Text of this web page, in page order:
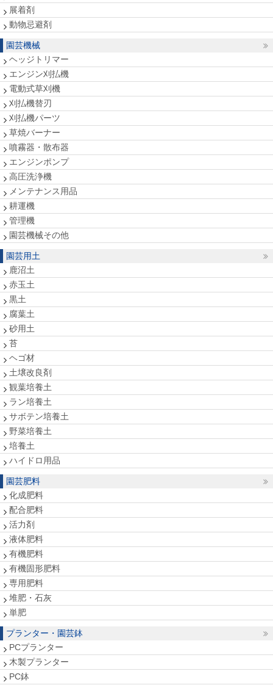
展着剤
動物忌避剤
園芸機械
ヘッジトリマー
エンジン刈払機
電動式草刈機
刈払機替刃
刈払機パーツ
草焼バーナー
噴霧器・散布器
エンジンポンプ
高圧洗浄機
メンテナンス用品
耕運機
管理機
園芸機械その他
園芸用土
鹿沼土
赤玉土
黒土
腐葉土
砂用土
苔
ヘゴ材
土壌改良剤
観葉培養土
ラン培養土
サボテン培養土
野菜培養土
培養土
ハイドロ用品
園芸肥料
化成肥料
配合肥料
活力剤
液体肥料
有機肥料
有機固形肥料
専用肥料
堆肥・石灰
単肥
プランター・園芸鉢
PCプランター
木製プランター
PC鉢